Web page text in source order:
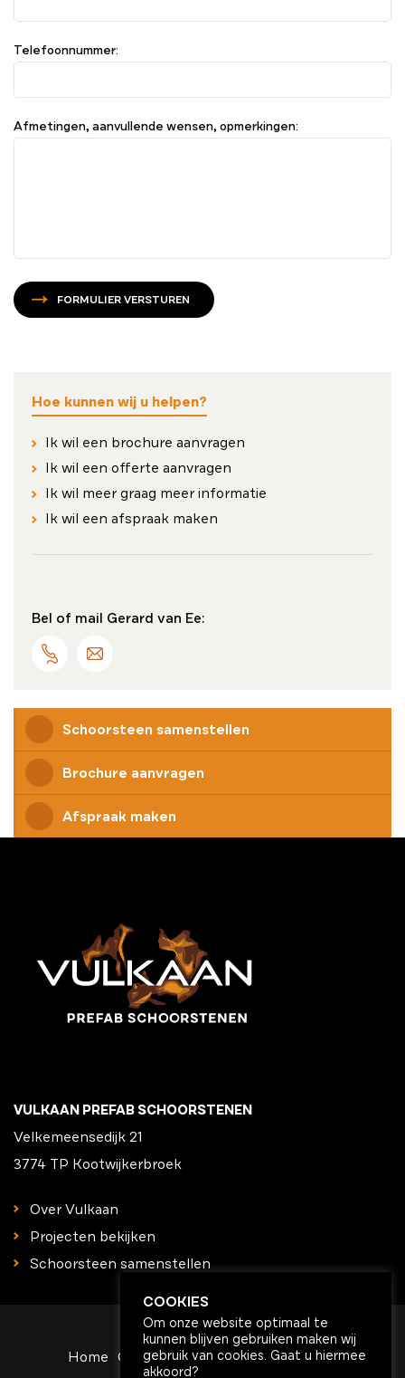
Telefoonnummer:
Afmetingen, aanvullende wensen, opmerkingen:
FORMULIER VERSTUREN
Hoe kunnen wij u helpen?
Ik wil een brochure aanvragen
Ik wil een offerte aanvragen
Ik wil meer graag meer informatie
Ik wil een afspraak maken
Bel of mail Gerard van Ee:
Schoorsteen samenstellen
Brochure aanvragen
Afspraak maken
VULKAAN PREFAB SCHOORSTENEN
Velkemeensedijk 21
3774 TP Kootwijkerbroek
Over Vulkaan
Projecten bekijken
Schoorsteen samenstellen
Home Contact Algemene voorwaarden
COOKIES
Om onze website optimaal te
kunnen blijven gebruiken maken wij
gebruik van cookies. Gaat u hiermee
akkoord?